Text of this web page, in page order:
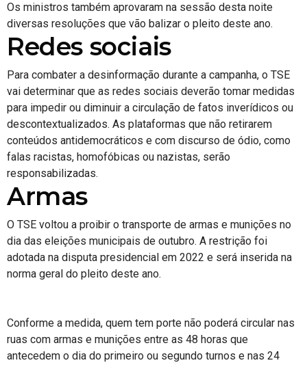
Os ministros também aprovaram na sessão desta noite
diversas resoluções que vão balizar o pleito deste ano.
Redes sociais
Para combater a desinformação durante a campanha, o TSE
vai determinar que as redes sociais deverão tomar medidas
para impedir ou diminuir a circulação de fatos inverídicos ou
descontextualizados. As plataformas que não retirarem
conteúdos antidemocráticos e com discurso de ódio, como
falas racistas, homofóbicas ou nazistas, serão
responsabilizadas.
Armas
O TSE voltou a proibir o transporte de armas e munições no
dia das eleições municipais de outubro. A restrição foi
adotada na disputa presidencial em 2022 e será inserida na
norma geral do pleito deste ano.
Conforme a medida, quem tem porte não poderá circular nas
ruas com armas e munições entre as 48 horas que
antecedem o dia do primeiro ou segundo turnos e nas 24